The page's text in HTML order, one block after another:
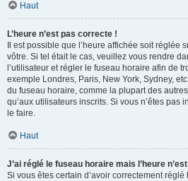
Haut
L’heure n’est pas correcte !
Il est possible que l’heure affichée soit réglée
vôtre. Si tel était le cas, veuillez vous rendre
l’utilisateur et régler le fuseau horaire afin de
exemple Londres, Paris, New York, Sydney,
du fuseau horaire, comme la plupart des
qu’aux utilisateurs inscrits. Si vous n’êtes pas
le faire.
Haut
J’ai réglé le fuseau horaire mais l’heure
Si vous êtes certain d’avoir correctement